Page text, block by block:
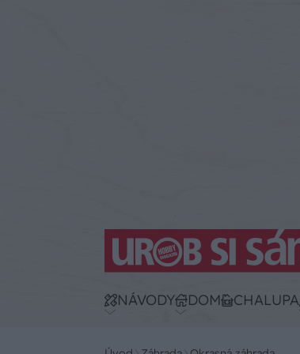
NÁVODY DOM CHALUPA